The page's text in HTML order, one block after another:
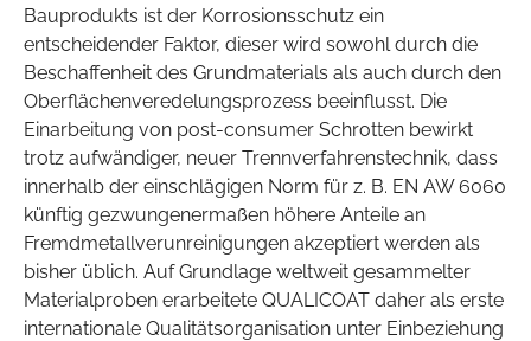
Bauprodukts ist der Korrosionsschutz ein
entscheidender Faktor, dieser wird sowohl durch die
Beschaffenheit des Grundmaterials als auch durch den
Oberflächenveredelungsprozess beeinflusst. Die
Einarbeitung von post-consumer Schrotten bewirkt
trotz aufwändiger, neuer Trennverfahrenstechnik, dass
innerhalb der einschlägigen Norm für z. B. EN AW 6060
künftig gezwungenermaßen höhere Anteile an
Fremdmetallverunreinigungen akzeptiert werden als
bisher üblich. Auf Grundlage weltweit gesammelter
Materialproben erarbeitete QUALICOAT daher als erste
internationale Qualitätsorganisation unter Einbeziehung